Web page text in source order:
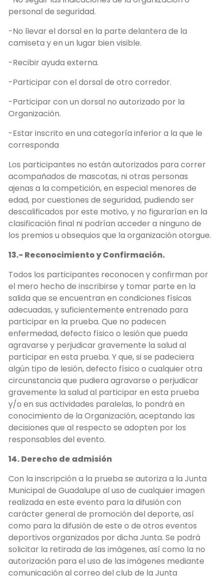
personal de seguridad.
-No llevar el dorsal en la parte delantera de la
camiseta y en un lugar bien visible.
-Recibir ayuda externa.
-Participar con el dorsal de otro corredor.
-Participar con un dorsal no autorizado por la
Organización.
-Estar inscrito en una categoría inferior a la que le
corresponda
Los participantes no están autorizados para correr
acompañados de mascotas, ni otras personas
ajenas a la competición, en especial menores de
edad, por cuestiones de seguridad, pudiendo ser
descalificados por este motivo, y no figurarían en la
clasificación final ni podrían acceder a ninguno de
los premios u obsequios que la organización otorgue.
13.- Reconocimiento y Confirmación.
Todos los participantes reconocen y confirman por
el mero hecho de inscribirse y tomar parte en la
salida que se encuentran en condiciones físicas
adecuadas, y suficientemente entrenado para
participar en la prueba. Que no padecen
enfermedad, defecto físico o lesión que pueda
agravarse y perjudicar gravemente la salud al
participar en esta prueba. Y que, si se padeciera
algún tipo de lesión, defecto físico o cualquier otra
circunstancia que pudiera agravarse o perjudicar
gravemente la salud al participar en esta prueba
y/o en sus actividades paralelas, lo pondrá en
conocimiento de la Organización, aceptando las
decisiones que al respecto se adopten por los
responsables del evento.
14. Derecho de admisión
Con la inscripción a la prueba se autoriza a la Junta
Municipal de Guadalupe al uso de cualquier imagen
realizada en este evento para la difusión con
carácter general de promoción del deporte, así
como para la difusión de este o de otros eventos
deportivos organizados por dicha Junta. Se podrá
solicitar la retirada de las imágenes, así como la no
autorización para el uso de las imágenes mediante
comunicación al correo del club de la Junta